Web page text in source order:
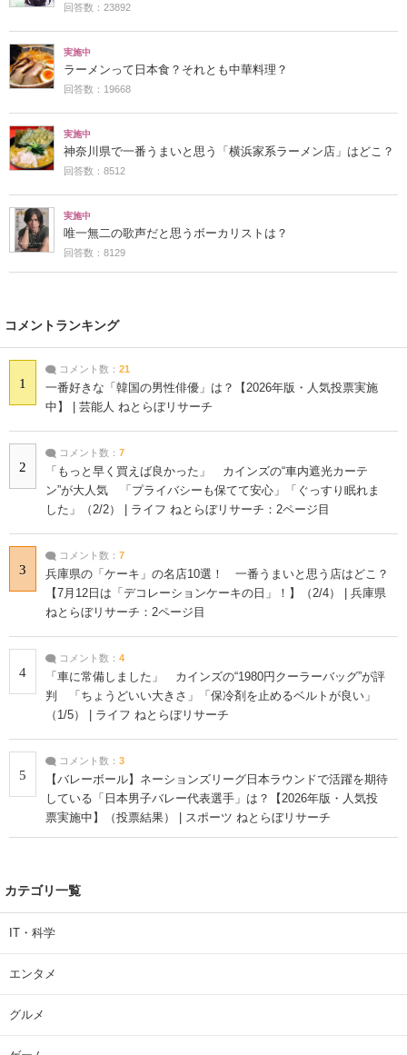
回答数：23892
実施中
ラーメンって日本食？それとも中華料理？
回答数：19668
実施中
神奈川県で一番うまいと思う「横浜家系ラーメン店」はどこ？
回答数：8512
実施中
唯一無二の歌声だと思うボーカリストは？
回答数：8129
コメントランキング
1
コメント数： 21
一番好きな「韓国の男性俳優」は？【2026年版・人気投票実施
中】 | 芸能人 ねとらぼリサーチ
2
コメント数： 7
「もっと早く買えば良かった」 カインズの“車内遮光カーテ
ン”が大人気 「プライバシーも保てて安心」「ぐっすり眠れま
した」（2/2） | ライフ ねとらぼリサーチ：2ページ目
3
コメント数： 7
兵庫県の「ケーキ」の名店10選！ 一番うまいと思う店はどこ？
【7月12日は「デコレーションケーキの日」！】（2/4） | 兵庫県
ねとらぼリサーチ：2ページ目
4
コメント数： 4
「車に常備しました」 カインズの“1980円クーラーバッグ”が評
判 「ちょうどいい大きさ」「保冷剤を止めるベルトが良い」
（1/5） | ライフ ねとらぼリサーチ
5
コメント数： 3
【バレーボール】ネーションズリーグ日本ラウンドで活躍を期待
している「日本男子バレー代表選手」は？【2026年版・人気投
票実施中】（投票結果） | スポーツ ねとらぼリサーチ
カテゴリ一覧
IT・科学
エンタメ
グルメ